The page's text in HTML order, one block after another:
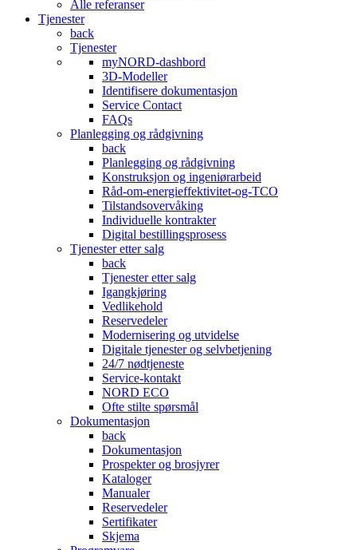
Alle referanser
Tjenester
back
Tjenester
myNORD-dashbord
3D-Modeller
Identifisere dokumentasjon
Service Contact
FAQs
Planlegging og rådgivning
back
Planlegging og rådgivning
Konstruksjon og ingeniørarbeid
Råd-om-energieffektivitet-og-TCO
Tilstandsovervåking
Individuelle kontrakter
Digital bestillingsprosess
Tjenester etter salg
back
Tjenester etter salg
Igangkjøring
Vedlikehold
Reservedeler
Modernisering og utvidelse
Digitale tjenester og selvbetjening
24/7 nødtjeneste
Service-kontakt
NORD ECO
Ofte stilte spørsmål
Dokumentasjon
back
Dokumentasjon
Prospekter og brosjyrer
Kataloger
Manualer
Reservedeler
Sertifikater
Skjema